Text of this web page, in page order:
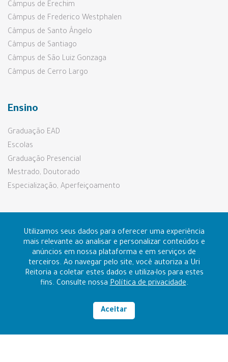
Utilizamos seus dados para oferecer uma experiência
mais relevante ao analisar e personalizar conteúdos e
anúncios em nossa plataforma e em serviços de
terceiros. Ao navegar pelo site, você autoriza a Uri
Reitoria a coletar estes dados e utiliza-los para estes
fins. Consulte nossaPolítica de privacidade.
Aceitar
Câmpus de Erechim
Câmpus de Frederico Westphalen
Câmpus de Santo Ângelo
Câmpus de Santiago
Câmpus de São Luiz Gonzaga
Câmpus de Cerro Largo
Ensino
Graduação EAD
Escolas
Graduação Presencial
Mestrado, Doutorado
Especialização, Aperfeiçoamento
Prouni e Fies
Contato